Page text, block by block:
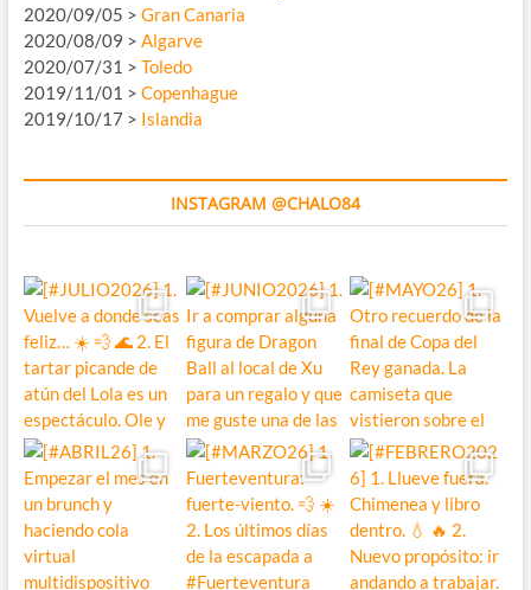
2020/09/05 > Gran Canaria
2020/08/09 > Algarve
2020/07/31 > Toledo
2019/11/01 > Copenhague
2019/10/17 > Islandia
INSTAGRAM @CHALO84